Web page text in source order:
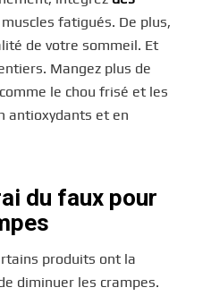
fatigués. De plus,
de votre sommeil. Et
Mangez plus de
le chou frisé et les
antioxydants et en
du faux pour
produits ont la
diminuer les crampes.